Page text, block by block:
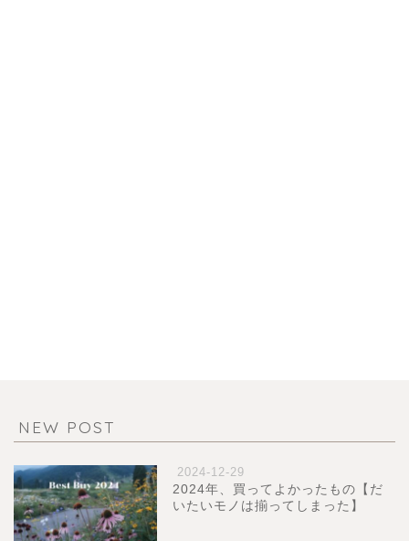
NEW POST
2024-12-29
2024年、買ってよかったもの【だ
いたいモノは揃ってしまった】